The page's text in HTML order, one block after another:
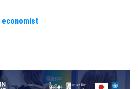
economist